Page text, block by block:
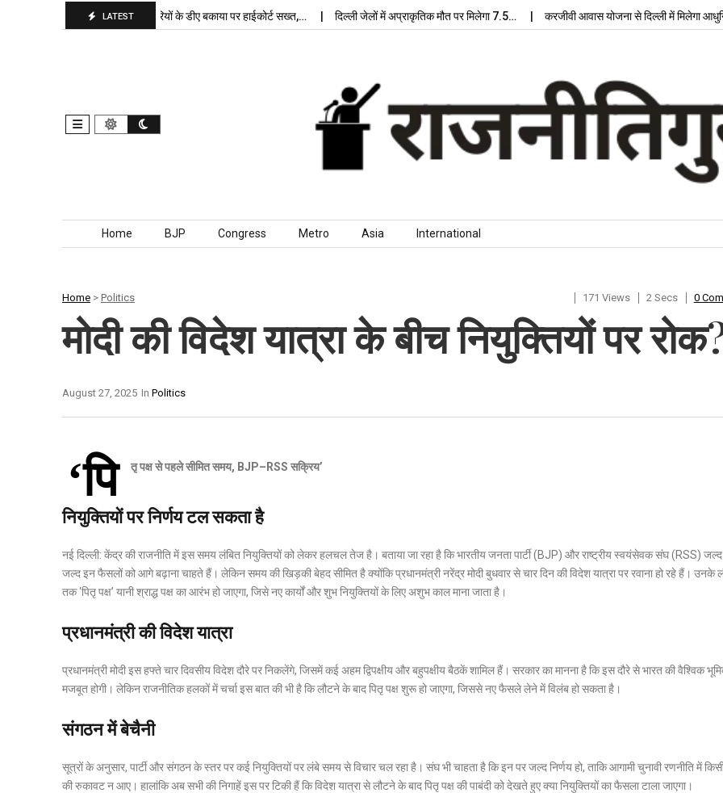
LATEST
पंजाब कर्मचारियों के डीए बकाया पर हाईकोर्ट सख्त,… दिल्ली जेलों में अप्राकृतिक मौत पर मिलेगा 7.5… करजीवी आवास योजना से दिल्ली में मिलेगा
Skip to content
Home BJP Congress Metro Asia International
Home > Politics 171 Views 2 Secs 0
मोदी की विदेश यात्रा के बीच नियुक्तियों पर
In Politics
August 27, 2025
‘पि तृ पक्ष से पहले सीमित समय, BJP–RSS सक्रिय’
नियुक्तियों पर निर्णय टल सकता है
नई दिल्ली: केंद्र की राजनीति में इस समय लंबित नियुक्तियों को लेकर हलचल तेज है। बताया जा रहा है कि भारतीय जनता पार्टी (BJP) और राष्ट्रीय स्वयंसेवक संघ (RSS)
जल्द इन फैसलों को आगे बढ़ाना चाहते हैं। लेकिन समय की खिड़की बेहद सीमित है क्योंकि प्रधानमंत्री नरेंद्र मोदी बुधवार से चार दिन की विदेश यात्रा पर रवाना हो रहे हैं। उनके
तक ‘पितृ पक्ष’ यानी श्राद्ध पक्ष का आरंभ हो जाएगा, जिसे नए कार्यों और शुभ नियुक्तियों के लिए अशुभ काल माना जाता है।
प्रधानमंत्री की विदेश यात्रा
प्रधानमंत्री मोदी इस हफ्ते चार दिवसीय विदेश दौरे पर निकलेंगे, जिसमें कई अहम द्विपक्षीय और बहुपक्षीय बैठकें शामिल हैं। सरकार का मानना है कि इस दौरे से भारत की वैश्विक
मजबूत होगी। लेकिन राजनीतिक हलकों में चर्चा इस बात की भी है कि लौटने के बाद पितृ पक्ष शुरू हो जाएगा, जिससे नए फैसले लेने में विलंब हो सकता है।
संगठन में बेचैनी
सूत्रों के अनुसार, पार्टी और संगठन के स्तर पर कई नियुक्तियों पर लंबे समय से विचार चल रहा है। संघ भी चाहता है कि इन पर जल्द निर्णय हो, ताकि आगामी चुनावी रणनीति में
की रुकावट न आए। हालांकि अब सभी की निगाहें इस पर टिकी हैं कि विदेश यात्रा से लौटने के बाद पितृ पक्ष की पाबंदी को देखते हुए क्या नियुक्तियों का फैसला टाला जाएगा।